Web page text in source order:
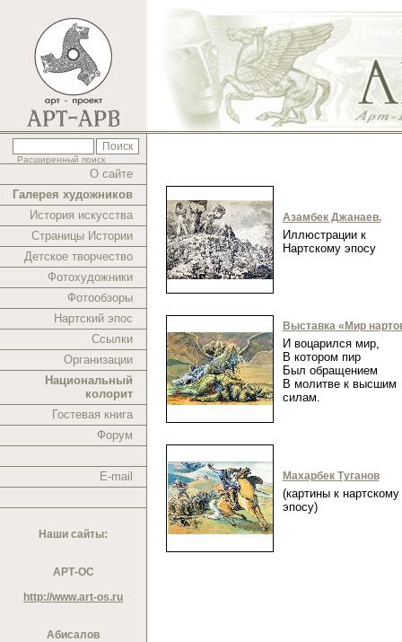
Расширенный поиск
О сайте
Галерея художников
История искусства
Страницы Истории
Детское творчество
Фотохудожники
Фотообзоры
Нартский эпос
Ссылки
Организации
Национальный
колорит
Гостевая книга
Форум
E-mail
Наши сайты:
АРТ-ОС
http://www.art-os.ru
Абисалов
Азамбек Джанаев.
Иллюстрации к
Нартскому эпосу
Выставка «Мир
И воцарился мир,
В котором пир
Был обращением
В молитве к высшим
силам.
Махарбек Туганов
(картины к нартскому
эпосу)